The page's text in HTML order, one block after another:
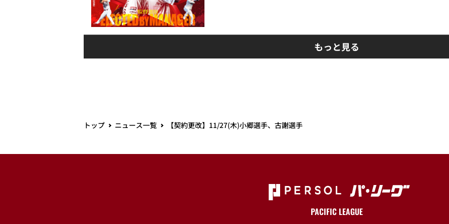
もっと見る
トップ ニュース一覧 【契約更改】11/27(木)小郷選手、古謝選手
PACIFIC LEAGUE